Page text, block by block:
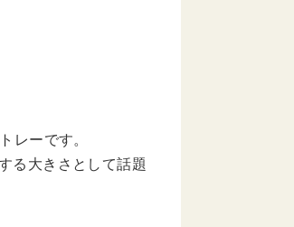
ーです。
る大きさとして話題